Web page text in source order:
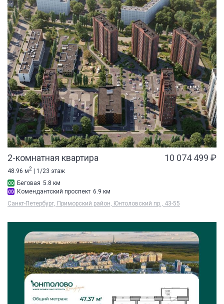
2-комнатная квартира 10 074 499 ₽
48.96 м2
| 1/23 этаж
Беговая 5.8 км
Комендантский проспект 6.9 км
Санкт-Петербург, Приморский район, Юнтоловский пр., 43-55